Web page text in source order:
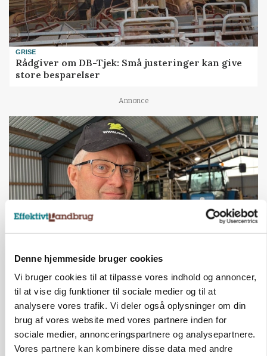
Denne hjemmeside bruger cookies
Vi bruger cookies til at tilpasse vores indhold og annoncer,
til at vise dig funktioner til sociale medier og til at
analysere vores trafik. Vi deler også oplysninger om din
brug af vores website med vores partnere inden for
sociale medier, annonceringspartnere og analysepartnere.
Vores partnere kan kombinere disse data med andre
GRISE
Rådgiver om DB-Tjek: Små justeringer kan give
store besparelser
Annonce
POLITIK
»Nu stopper I«: Landbrugsdebattør og
protestgruppe vil demonstrere mod ny
gødskningslov
Annonce
KVÆG